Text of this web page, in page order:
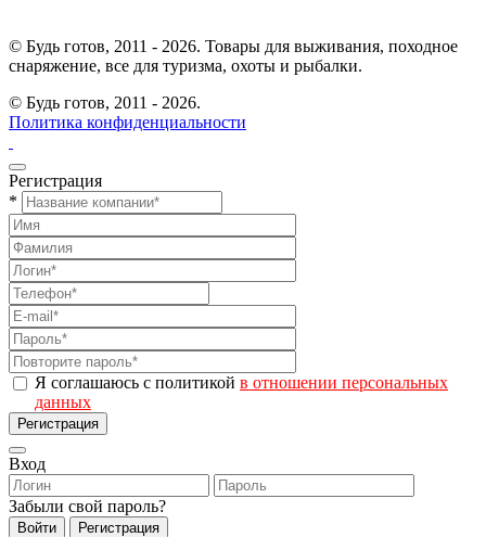
© Будь готов, 2011 - 2026. Товары для выживания, походное
снаряжение, все для туризма, охоты и рыбалки.
© Будь готов, 2011 - 2026.
Политика конфиденциальности
Регистрация
*
Я соглашаюсь с политикой в отношении персональных
данных
Регистрация
Вход
Забыли свой пароль?
Войти Регистрация